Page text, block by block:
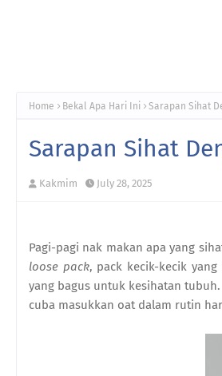
Home Bekal Apa Hari Ini Sarapan Sihat
Sarapan Sihat
Kakmim July 28, 2025
Pagi-pagi nak makan apa yang
loose pack, pack kecik-kecik
yang bagus untuk kesihatan
cuba masukkan oat dalam rutin